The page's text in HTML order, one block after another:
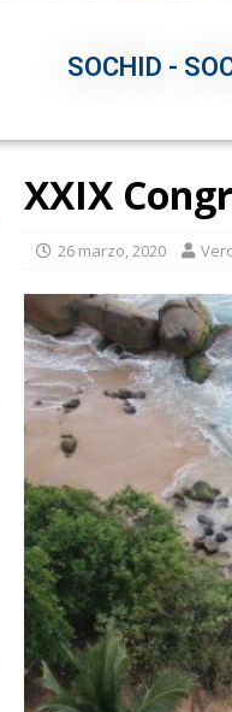
SOCHID -
XXIX
26 marzo, 2020